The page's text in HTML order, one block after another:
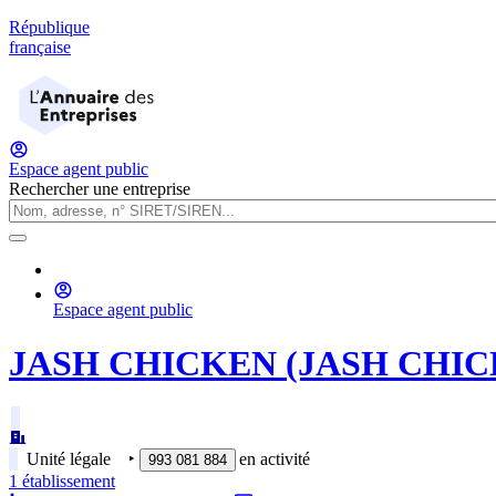
République
française
Espace agent public
Rechercher une entreprise
Espace agent public
JASH CHICKEN (JASH
Unité légale ‣ 993 081 884
en activité
1 établissement